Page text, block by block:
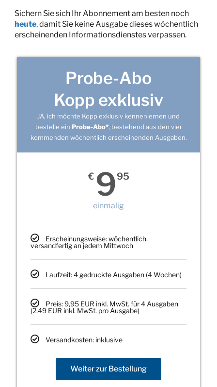
Sichern Sie sich Ihr Abonnement am besten noch
heute, damit Sie keine Ausgabe dieses wöchentlich
erscheinenden Informationsdienstes verpassen.
Probe-Abo
Kopp exklusiv
JA, ich möchte Kopp exklusiv kennenlernen und
bestelle ein Probe-Abo*, bestehend aus den vier
kommenden wöchentlich erscheinenden Ausgaben.
€ 995
einmalig
Erscheinungsweise: wöchentlich,
versandfertig an jedem Mittwoch
Laufzeit: 4 gedruckte Ausgaben (4 Wochen)
Preis: 9,95 EUR inkl. MwSt. für 4 Ausgaben
(2,49 EUR inkl. MwSt. pro Ausgabe)
Versandkosten: inklusive
Weiter zur Bestellung